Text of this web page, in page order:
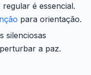
é essencial.
para orientação.
silenciosas
a paz.